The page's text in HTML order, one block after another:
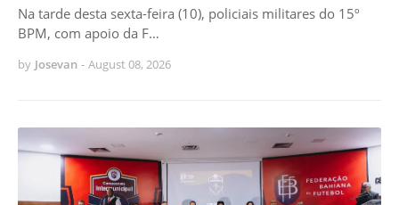
Na tarde desta sexta-feira (10), policiais militares do 15º
BPM, com apoio da F…
by Josevan - August 08, 2026